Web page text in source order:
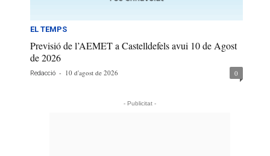
EL TEMPS
Previsió de l’AEMET a Castelldefels avui 10 de Agost
de 2026
Redacció - 10 d'agost de 2026 0
- Publicitat -